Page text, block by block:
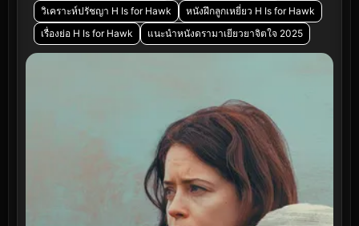
วิเคราะห์ปรัชญา H Is for Hawk
หนังฝึกลูกเหยี่ยว H Is for Hawk
เรื่องย่อ H Is for Hawk
แนะนำหนังดรามาเยียวยาจิตใจ 2025